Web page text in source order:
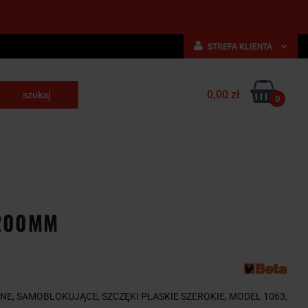
STREFA KLIENTA
Zaloguj się
Zarejestruj się
0,00 zł 0
SAMOBLOKUJĄCE, SZCZĘKI PŁASKIE SZEROKIE, MODEL 1063,